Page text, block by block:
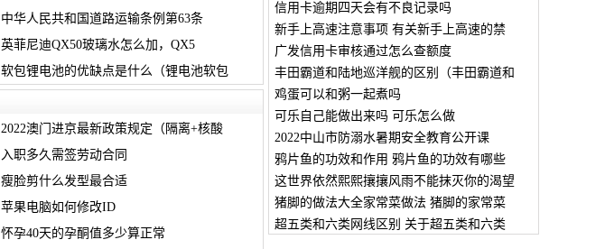
中华人民共和国道路运输条例第63条
英菲尼迪QX50玻璃水怎么加，QX5
软包锂电池的优缺点是什么（锂电池软包
2022澳门进京最新政策规定（隔离+核酸
入职多久需签劳动合同
瘦脸剪什么发型最合适
苹果电脑如何修改ID
怀孕40天的孕酮值多少算正常
信用卡逾期四天会有不良记录吗
新手上高速注意事项 有关新手上高速的禁
广发信用卡审核通过怎么查额度
丰田霸道和陆地巡洋舰的区别（丰田霸道和
鸡蛋可以和粥一起煮吗
可乐自己能做出来吗 可乐怎么做
2022中山市防溺水暑期安全教育公开课
鸦片鱼的功效和作用 鸦片鱼的功效有哪些
这世界依然熙熙攘攘风雨不能抹灭你的渴望
猪脚的做法大全家常菜做法 猪脚的家常菜
超五类和六类网线区别 关于超五类和六类